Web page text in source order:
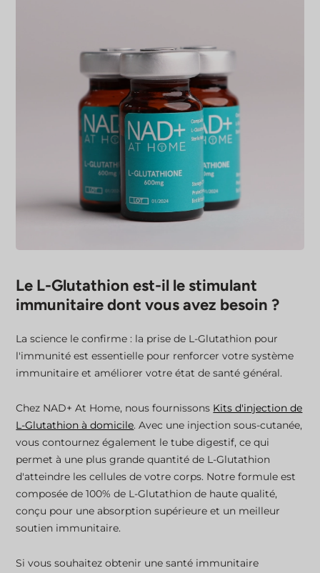
Le L-Glutathion est-il le stimulant
immunitaire dont vous avez besoin ?
La science le confirme : la prise de L-Glutathion pour
l'immunité est essentielle pour renforcer votre système
immunitaire et améliorer votre état de santé général.
Chez NAD+ At Home, nous fournissons Kits d'injection de
L-Glutathion à domicile. Avec une injection sous-cutanée,
vous contournez également le tube digestif, ce qui
permet à une plus grande quantité de L-Glutathion
d'atteindre les cellules de votre corps. Notre formule est
composée de 100% de L-Glutathion de haute qualité,
conçu pour une absorption supérieure et un meilleur
soutien immunitaire.
Si vous souhaitez obtenir une santé immunitaire